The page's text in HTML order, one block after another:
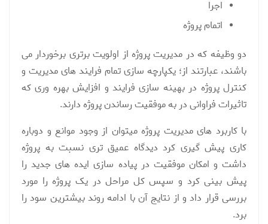
اجرا
اتمام پروژه
دو وظیفه که در مدیریت پروژه از اولویت برتری برخوردار می
باشند، عبارتند از؛ یکپارچه سازی تمام فرایند های مدیریت و
کنترل پروژه در بهینه سازی فرایند و افزایش بهره وری که
تاثیرات فراوانی در به موفقیت رساندن پروژه دارند.
با کاربرد های مدیریت پروژه میتوان از وجود موانع و دوباره
کاری پیش گیری کرد دیدگاه عمیق تری نسبت به پروژه
داشت و امکان موفقیت در پیاده سازی ایده های جدید را
پیش بینی کرد و سپس کل مراحل در یک پروژه را مورد
بررسی قرار داد و از نتایج آن با ادامه روند بیشترین سود را
برد.